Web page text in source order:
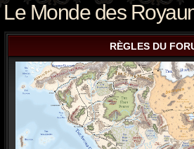
Le Monde des
RÈGLES DU